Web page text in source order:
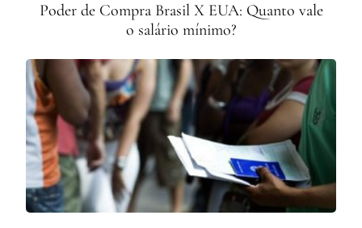
Poder de Compra Brasil X EUA: Quanto vale
o salário mínimo?